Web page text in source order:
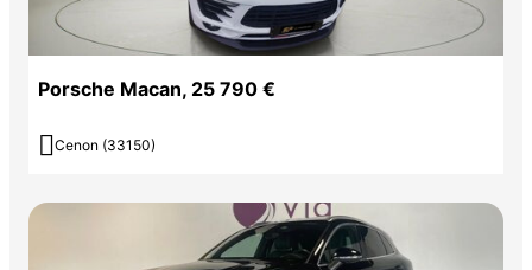
Porsche Macan, 25 790 €
 Cenon (33150)